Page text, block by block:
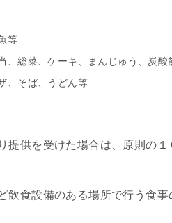
等
、総菜、ケーキ、まんじゅう、炭酸
、そば、うどん等
供を受けた場合は、原則の１
食設備のある場所で行う食事